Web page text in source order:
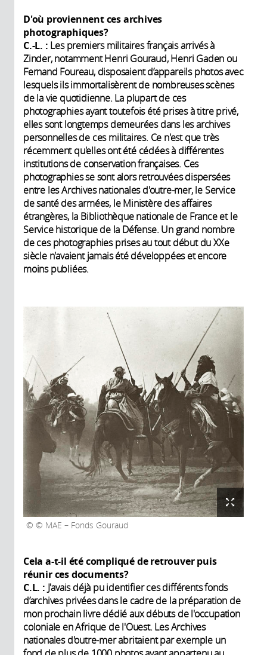
D'où proviennent ces archives
photographiques?
C.-L. : Les premiers militaires français arrivés à
Zinder, notamment Henri Gouraud, Henri Gaden ou
Fernand Foureau, disposaient d’appareils photos avec
lesquels ils immortalisèrent de nombreuses scènes
de la vie quotidienne. La plupart de ces
photographies ayant toutefois été prises à titre privé,
elles sont longtemps demeurées dans les archives
personnelles de ces militaires. Ce n'est que très
récemment qu'elles ont été cédées à différentes
institutions de conservation françaises. Ces
photographies se sont alors retrouvées dispersées
entre les Archives nationales d'outre-mer, le Service
de santé des armées, le Ministère des affaires
étrangères, la Bibliothèque nationale de France et le
Service historique de la Défense. Un grand nombre
de ces photographies prises au tout début du XXe
siècle n'avaient jamais été développées et encore
moins publiées.
© MAE – Fonds Gouraud
Cela a-t-il été compliqué de retrouver puis
réunir ces documents?
C.L. : J'avais déjà pu identifier ces différents fonds
d’archives privées dans le cadre de la préparation de
mon prochain livre dédié aux débuts de l'occupation
coloniale en Afrique de l'Ouest. Les Archives
nationales d'outre-mer abritaient par exemple un